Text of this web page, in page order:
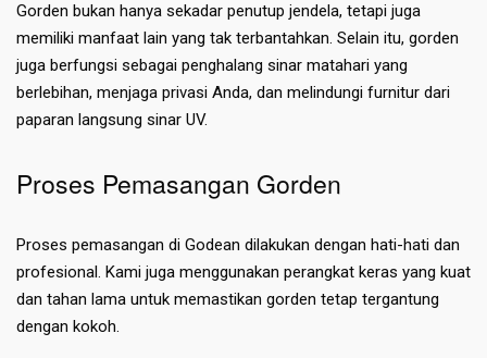
Gorden bukan hanya sekadar penutup jendela, tetapi juga
memiliki manfaat lain yang tak terbantahkan. Selain itu, gorden
juga berfungsi sebagai penghalang sinar matahari yang
berlebihan, menjaga privasi Anda, dan melindungi furnitur dari
paparan langsung sinar UV.
Proses Pemasangan Gorden
Proses pemasangan di Godean dilakukan dengan hati-hati dan
profesional. Kami juga menggunakan perangkat keras yang kuat
dan tahan lama untuk memastikan gorden tetap tergantung
dengan kokoh.